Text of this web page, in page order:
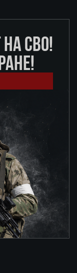
СВО!